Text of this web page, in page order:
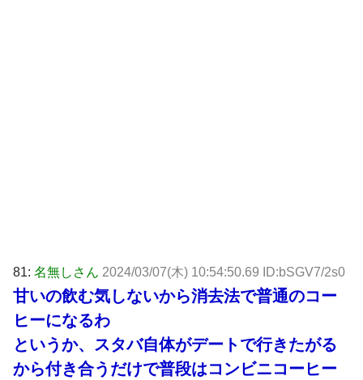
81: 名無しさん 2024/03/07(木) 10:54:50.69 ID:bSGV7/2s0
甘いの飲む気しないから消去法で普通のコー
ヒーになるわ
というか、スタバ自体がデートで行きたがる
から付き合うだけで普段はコンビニコーヒー